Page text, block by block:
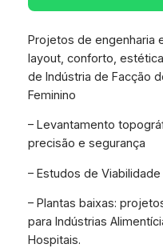
Projetos de engenharia
layout, conforto,
de Indústria de Facção
Feminino
– Levantamento
precisão e segurança
– Estudos de
– Plantas baixas:
para Indústrias
Hospitais.